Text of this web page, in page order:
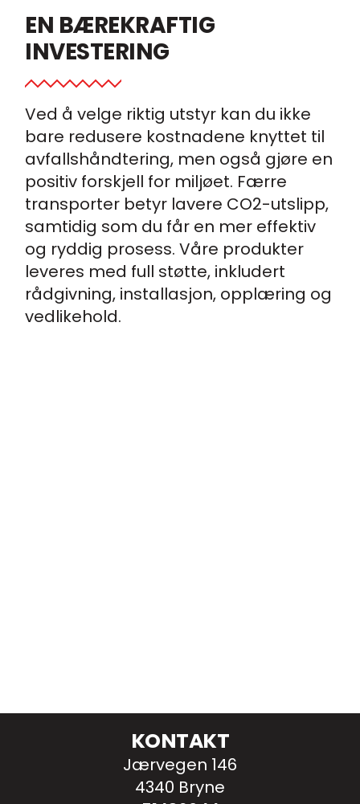
EN BÆREKRAFTIG
INVESTERING
Ved å velge riktig utstyr kan du ikke
bare redusere kostnadene knyttet til
avfallshåndtering, men også gjøre en
positiv forskjell for miljøet. Færre
transporter betyr lavere CO2-utslipp,
samtidig som du får en mer effektiv
og ryddig prosess. Våre produkter
leveres med full støtte, inkludert
rådgivning, installasjon, opplæring og
vedlikehold.
KONTAKT
Jærvegen 146
4340 Bryne